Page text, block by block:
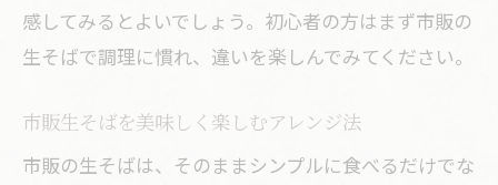
感してみるとよいでしょう。初心者の方はまず市販の
生そばで調理に慣れ、違いを楽しんでみてください。
市販生そばを美味しく楽しむアレンジ法
市販の生そばは、そのままシンプルに食べるだけでな